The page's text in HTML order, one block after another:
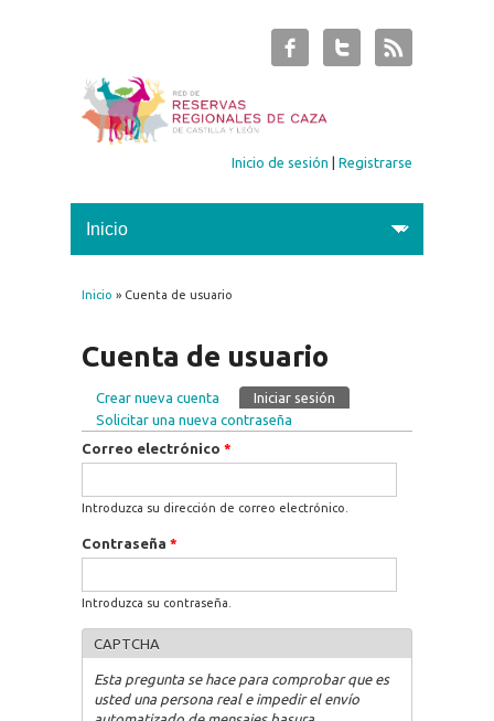
Inicio de sesión |Registrarse
Se encuentra usted aquí
Inicio » Cuenta de usuario
Cuenta de usuario
Solapas principales
Crear nueva cuenta Iniciar sesión
Solicitar una nueva contraseña
Correo electrónico *
Introduzca su dirección de correo electrónico.
Contraseña *
Introduzca su contraseña.
CAPTCHA
Esta pregunta se hace para comprobar que es
usted una persona real e impedir el envío